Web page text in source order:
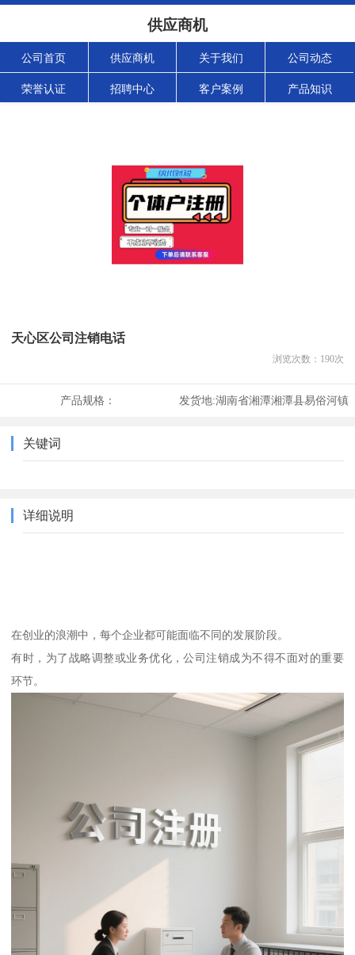
供应商机
公司首页 供应商机 关于我们 公司动态
荣誉认证 招聘中心 客户案例 产品知识
天心区公司注销电话
浏览次数： 190次
产品规格： 发货地:湖南省湘潭湘潭县易俗河镇
关键词
详细说明
在创业的浪潮中，每个企业都可能面临不同的发展阶段。
有时，为了战略调整或业务优化，公司注销成为不得不面对的重要
环节。